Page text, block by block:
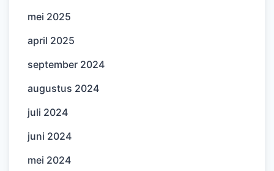
mei 2025
april 2025
september 2024
augustus 2024
juli 2024
juni 2024
mei 2024